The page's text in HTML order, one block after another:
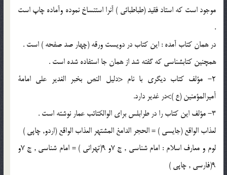
موجود است كه استاد فقيد (طباطبائى ) آنرا استنساخ نموده وآماده چاپ است
.
در همان كتاب آمده : اين كتاب در دويست ورقه (چهار صد صفحه ) است .
همچنين كتابشناسى كه گفته شد از همان جا استفاده شده است .
2- مؤلف كتاب ديگرى با نام <دليل النص بخبر الغدير على امامة
أميرالمؤمنين (ع )>در غدير دارد.
3- مؤلف اين كتاب را در طرابلس براى الوالكتائب عمار نوشته است .
لعذاب الواقع (جايسى ) = الحجر الدامغ المشتهر العذاب الواقع (اردو, چاپى )
لوم و معارف اسلام : امام شناسى , ج 7و 9(تهرانى ) = امام شناسى , ج 7و
9(فارسى , چاپى )